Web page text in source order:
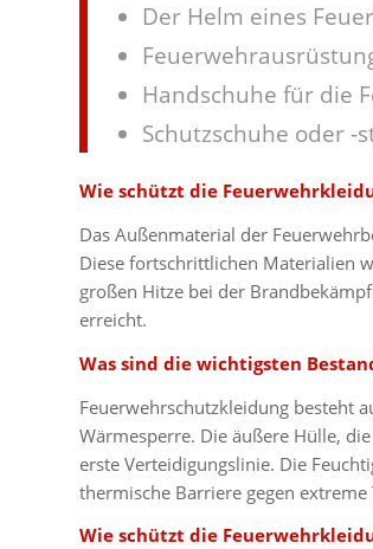
Der Helm eines
Handschuhe für die
Schutzschuhe oder -
Wie schützt die
Das Außenmaterial der
Diese fortschrittlichen Materialien
großen Hitze bei der
erreicht.
Was sind die wichtigsten
Feuerwehrschutzkleidung besteht
Wärmesperre. Die äußere Hülle,
erste Verteidigungslinie. Die
thermische Barriere gegen
Wie schützt die